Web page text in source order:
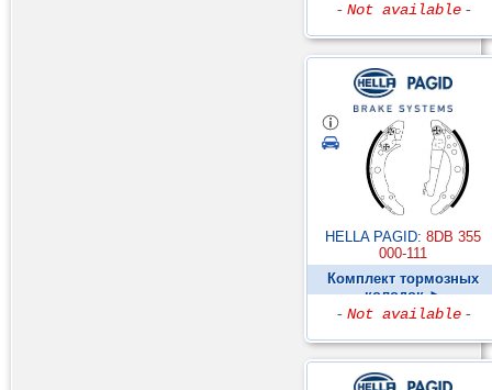
- Not available -
HELLA PAGID: 8DB 355
000-111
Комплект тормозных
колодок ►
- Not available -